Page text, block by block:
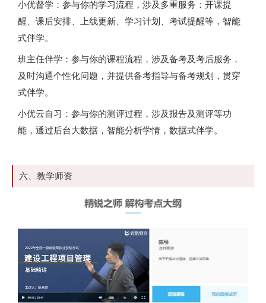
小优督学：参与你的学习流程，涉及多重服务：开课提
醒、课后安排、上线更新、学习计划、考试提醒等，智能
式伴学。
班主任伴学：参与你的课程流程，涉及备考及考后服务，
及时沟通个性化问题，并提供备考指导与备考规划，贯穿
式伴学。
小优云自习：参与你的测评过程，涉及报告及测评等功
能，通过后台大数据，智能分析学情，数据式伴学。
六、教学师资